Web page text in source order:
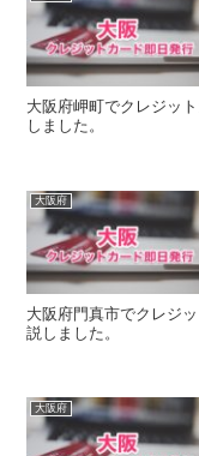
大阪府岬町でクレジッ
しました。
大阪府
大阪府門真市でクレジ
説しました。
大阪府